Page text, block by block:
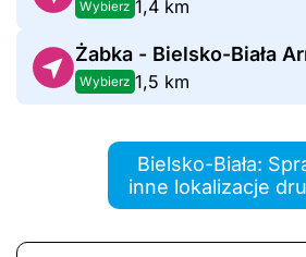
Wybierz 1,4 km
Żabka - Bielsko-Biała
Wybierz 1,5 km
Bielsko-Biała:
inne lokalizacje